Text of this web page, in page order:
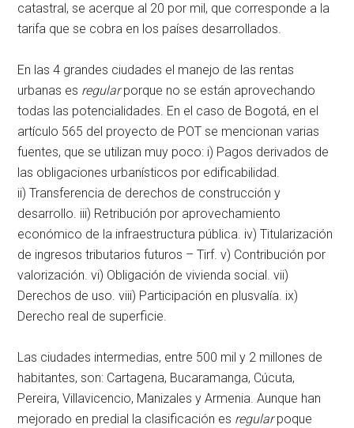
catastral, se acerque al 20 por mil, que corresponde a la
tarifa que se cobra en los países desarrollados.
En las 4 grandes ciudades el manejo de las rentas
urbanas es regularporque no se están aprovechando
todas las potencialidades. En el caso de Bogotá, en el
artículo 565 del proyecto de POT se mencionan varias
fuentes, que se utilizan muy poco: i) Pagos derivados de
las obligaciones urbanísticos por edificabilidad.
ii) Transferencia de derechos de construcción y
desarrollo. iii) Retribución por aprovechamiento
económico de la infraestructura pública. iv) Titularización
de ingresos tributarios futuros – Tirf. v) Contribución por
valorización. vi) Obligación de vivienda social. vii)
Derechos de uso. viii) Participación en plusvalía. ix)
Derecho real de superficie.
Las ciudades intermedias, entre 500 mil y 2 millones de
habitantes, son: Cartagena, Bucaramanga, Cúcuta,
Pereira, Villavicencio, Manizales y Armenia. Aunque han
mejorado en predial la clasificación es regularpoque